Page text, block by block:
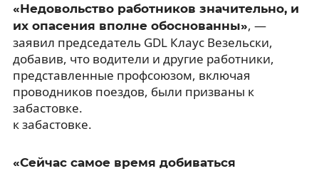
«Недовольство работников значительно, и
их опасения вполне обоснованны», —
заявил председатель GDL Клаус Везельски,
добавив, что водители и другие работники,
представленные профсоюзом, включая
проводников поездов, были призваны к
забастовке.
к забастовке.
«Сейчас самое время добиваться